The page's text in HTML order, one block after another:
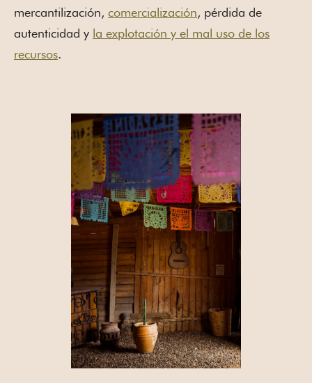
mercantilización, comercialización, pérdida de
autenticidad y la explotación y el mal uso de los
recursos.